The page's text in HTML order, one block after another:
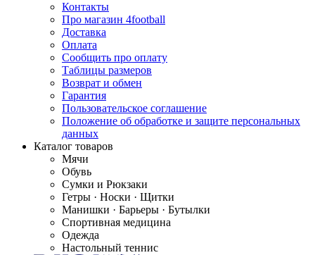
Контакты
Про магазин 4football
Доставка
Оплата
Сообщить про оплату
Таблицы размеров
Возврат и обмен
Гарантия
Пользовательское соглашение
Положение об обработке и защите персональных
данных
Каталог товаров
Мячи
Обувь
Сумки и Рюкзаки
Гетры · Носки · Щитки
Манишки · Барьеры · Бутылки
Спортивная медицина
Одежда
Настольный теннис